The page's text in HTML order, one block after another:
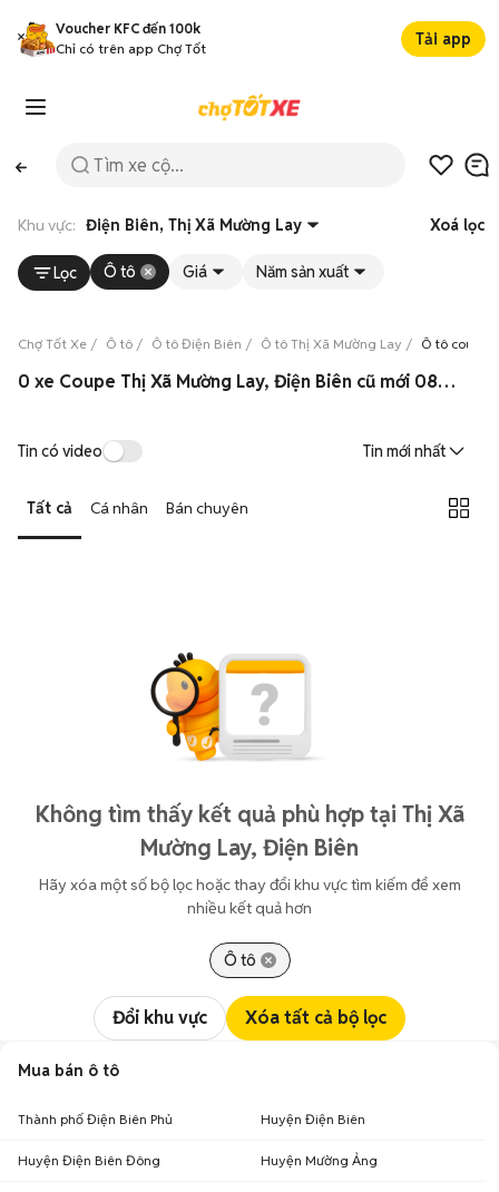
Voucher KFC đến 100k
Chỉ có trên app Chợ Tốt
Tải app
Khu vực: Điện Biên, Thị Xã Mường Lay Xoá lọc
Lọc Ô tô Giá Năm sản xuất
Chợ Tốt Xe Ô tô Ô tô Điện Biên Ô tô Thị Xã Mường Lay Ô tô coupe
0 xe Coupe Thị Xã Mường Lay, Điện Biên cũ mới 08/2026
Tin có video Tin mới nhất
Tất cả Cá nhân Bán chuyên
Không tìm thấy kết quả phù hợp tại Thị Xã
Mường Lay, Điện Biên
Hãy xóa một số bộ lọc hoặc thay đổi khu vực tìm kiếm để xem
nhiều kết quả hơn
Ô tô
Đổi khu vực Xóa tất cả bộ lọc
Mua bán ô tô
Thành phố Điện Biên Phủ Huyện Điện Biên
Huyện Điện Biên Đông Huyện Mường Ảng